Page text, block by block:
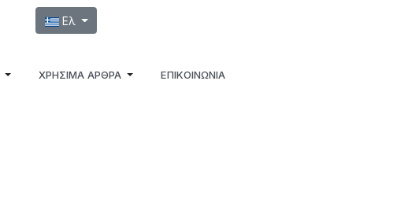
Επιλέξτε τη γλώσσα σας
Ελ
ΧΡΉΣΙΜΑ ΆΡΘΡΑ ΕΠΙΚΟΙΝΩΝΙΑ